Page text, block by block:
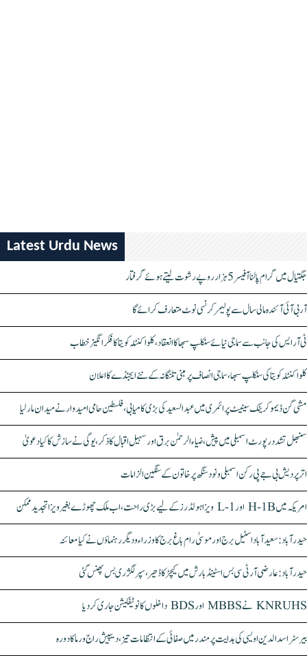
Latest Urdu News
جگتیال میں گرام پالنا آفیسر 5 ہزار روپے رشوت لیتے ہوئے گرفتار
آر بی آئی آئندہ مالی سال سے پولیمر کرنسی نوٹ متعارف کرائے گا
ٹی آر ایس کی جانب سے سماجی نیائے سنکلپ سبھا کا انعقاد، کلواکنٹلہ کویتا کا فکر انگیز خطاب
کلواکنٹلہ کویتا کی سنکلپ سبھا، سماجی انصاف پر مبنی تلنگانہ کے نئے ایجنڈے کا اعلان
مشی گن ڈیموکریٹک سینیٹ پرائمری میں عبدالسعید کی بڑی کامیابی، فلسطین حامی امیدوار نے میدان مار لیا
سنبھل تشدد رپورٹ اسمبلی میں پیش، ضیاء الرحمٰن برق اور سہیل اقبال کا ذکر، یوگی نے سازش کا کیا دعویٰ
اتر پردیش بی جے پی رکن اسمبلی ونود سنگھ پر خاتون کے سنگین الزامات
امریکہ میں H-1B اور L-1 ویزا ہولڈرز کے لیے بڑی راحت، اب ملک چھوڑے بغیر ویزا تجدید ممکن
حیدرآباد: سعیدآباد اسٹیل برج اور موسیٰ رام باغ برج کا وزراء و دیگر رہنماؤں نے کیا معائنہ
حیدرآباد: عارضی آر ٹی سی بس اسٹینڈ بارش میں کیچڑ کا ڈھیر، سپر لگژری بس پھنس گئی
KNRUHS نے MBBS اور BDS داخلوں کا نوٹیفکیشن جاری کر دیا
بیرسٹر اسدالدین اویسی کی ہدایت پر مندر میں صفائی کے انتظامات تیز، دیپیش راج ورما کا دورہ